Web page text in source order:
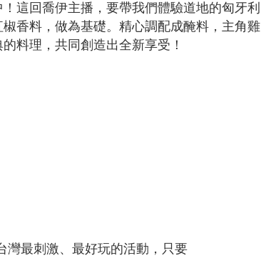
這回喬伊主播，要帶我們體驗道地的匈牙利
香料，做為基礎。精心調配成醃料，主角雞
料理，共同創造出全新享受！
灣最刺激、最好玩的活動，只要